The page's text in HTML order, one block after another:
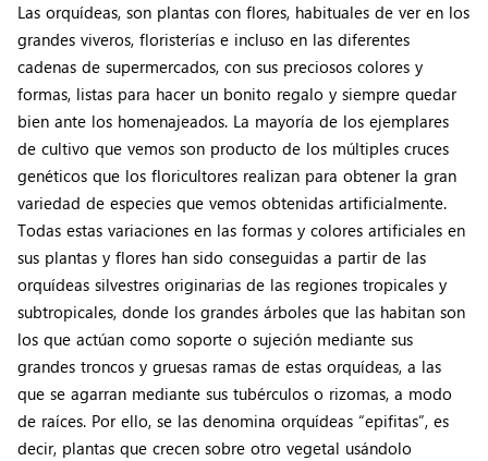
Las orquídeas, son plantas con flores, habituales de ver en los
grandes viveros, floristerías e incluso en las diferentes
cadenas de supermercados, con sus preciosos colores y
formas, listas para hacer un bonito regalo y siempre quedar
bien ante los homenajeados. La mayoría de los ejemplares
de cultivo que vemos son producto de los múltiples cruces
genéticos que los floricultores realizan para obtener la gran
variedad de especies que vemos obtenidas artificialmente.
Todas estas variaciones en las formas y colores artificiales en
sus plantas y flores han sido conseguidas a partir de las
orquídeas silvestres originarias de las regiones tropicales y
subtropicales, donde los grandes árboles que las habitan son
los que actúan como soporte o sujeción mediante sus
grandes troncos y gruesas ramas de estas orquídeas, a las
que se agarran mediante sus tubérculos o rizomas, a modo
de raíces. Por ello, se las denomina orquídeas “epifitas”, es
decir, plantas que crecen sobre otro vegetal usándolo